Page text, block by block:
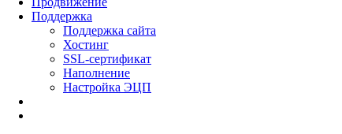
Поддержка
Поддержка сайта
Хостинг
SSL-сертификат
Наполнение
Настройка ЭЦП